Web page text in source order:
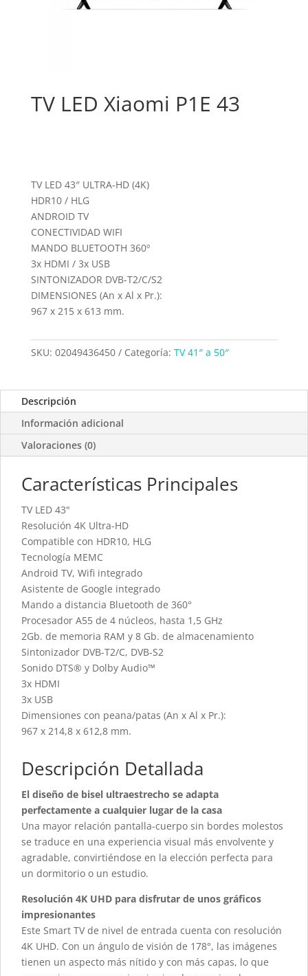
TV LED Xiaomi P1E 43
TV LED 43″ ULTRA-HD (4K)
HDR10 / HLG
ANDROID TV
CONECTIVIDAD WIFI
MANDO BLUETOOTH 360º
3x HDMI / 3x USB
SINTONIZADOR DVB-T2/C/S2
DIMENSIONES (An x Al x Pr.):
967 x 215 x 613 mm.
SKU: 02049436450 Categoría: TV 41″ a 50″
Descripción
Información adicional
Valoraciones (0)
Características Principales
TV LED 43"
Resolución 4K Ultra-HD
Compatible con HDR10, HLG
Tecnología MEMC
Android TV, Wifi integrado
Asistente de Google integrado
Mando a distancia Bluetooth de 360°
Procesador A55 de 4 núcleos, hasta 1,5 GHz
2Gb. de memoria RAM y 8 Gb. de almacenamiento
Sintonizador DVB-T2/C, DVB-S2
Sonido DTS® y Dolby Audio™
3x HDMI
3x USB
Dimensiones con peana/patas (An x Al x Pr.):
967 x 214,8 x 612,8 mm.
Descripción Detallada
El diseño de bisel ultraestrecho se adapta
perfectamente a cualquier lugar de la casa
Una mayor relación pantalla-cuerpo sin bordes molestos
se traduce en una experiencia visual más envolvente y
agradable, convirtiéndose en la elección perfecta para
un dormitorio o un estudio.
Resolución 4K UHD para disfrutar de unos gráficos
impresionantes
Este Smart TV de nivel de entrada cuenta con resolución
4K UHD. Con un ángulo de visión de 178°, las imágenes
tienen un aspecto más nítido y con más capas, lo que